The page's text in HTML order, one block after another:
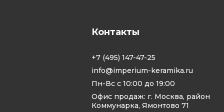
Контакты
+7 (495) 147-47-25
info@imperium-keramika.ru
Пн-Вс с 10:00 до 19:00
Офис продаж: г. Москва, район
Коммунарка, Ямонтово 71